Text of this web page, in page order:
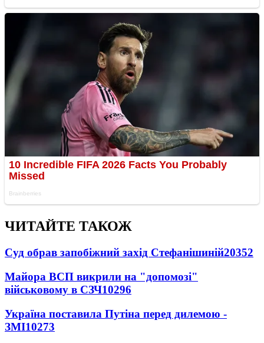
ЧИТАЙТЕ ТАКОЖ
Суд обрав запобіжний захід Стефанішиній20352
Майора ВСП викрили на "допомозі"
військовому в СЗЧ10296
Україна поставила Путіна перед дилемою -
ЗМІ10273